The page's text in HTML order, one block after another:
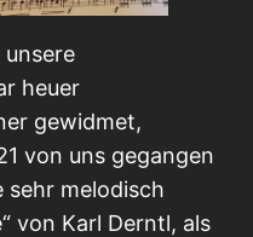
unsere
heuer
gewidmet,
von uns gegangen
sehr melodisch
von Karl Derntl, als